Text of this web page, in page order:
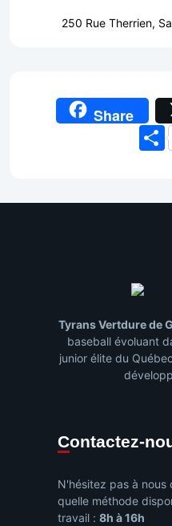
250 Rue Therrien,
Share
Tyrans Vertdure de
baseball évoluant
junior élite du
Contactez-
N'hésitez pas à
quelle méthode
travail : 8h à 16h